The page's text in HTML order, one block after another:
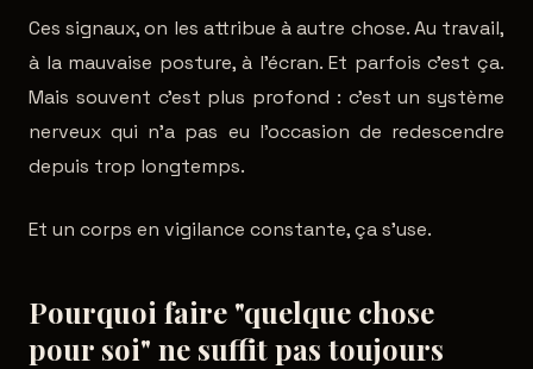
Ces signaux, on les attribue à autre chose. Au travail,
à la mauvaise posture, à l'écran. Et parfois c'est ça.
Mais souvent c'est plus profond : c'est un système
nerveux qui n'a pas eu l'occasion de redescendre
depuis trop longtemps.
Et un corps en vigilance constante, ça s'use.
Pourquoi faire "quelque chose
pour soi" ne suffit pas toujours